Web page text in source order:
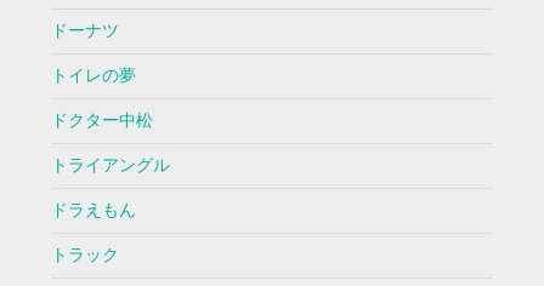
ドーナツ
トイレの夢
ドクター中松
トライアングル
ドラえもん
トラック